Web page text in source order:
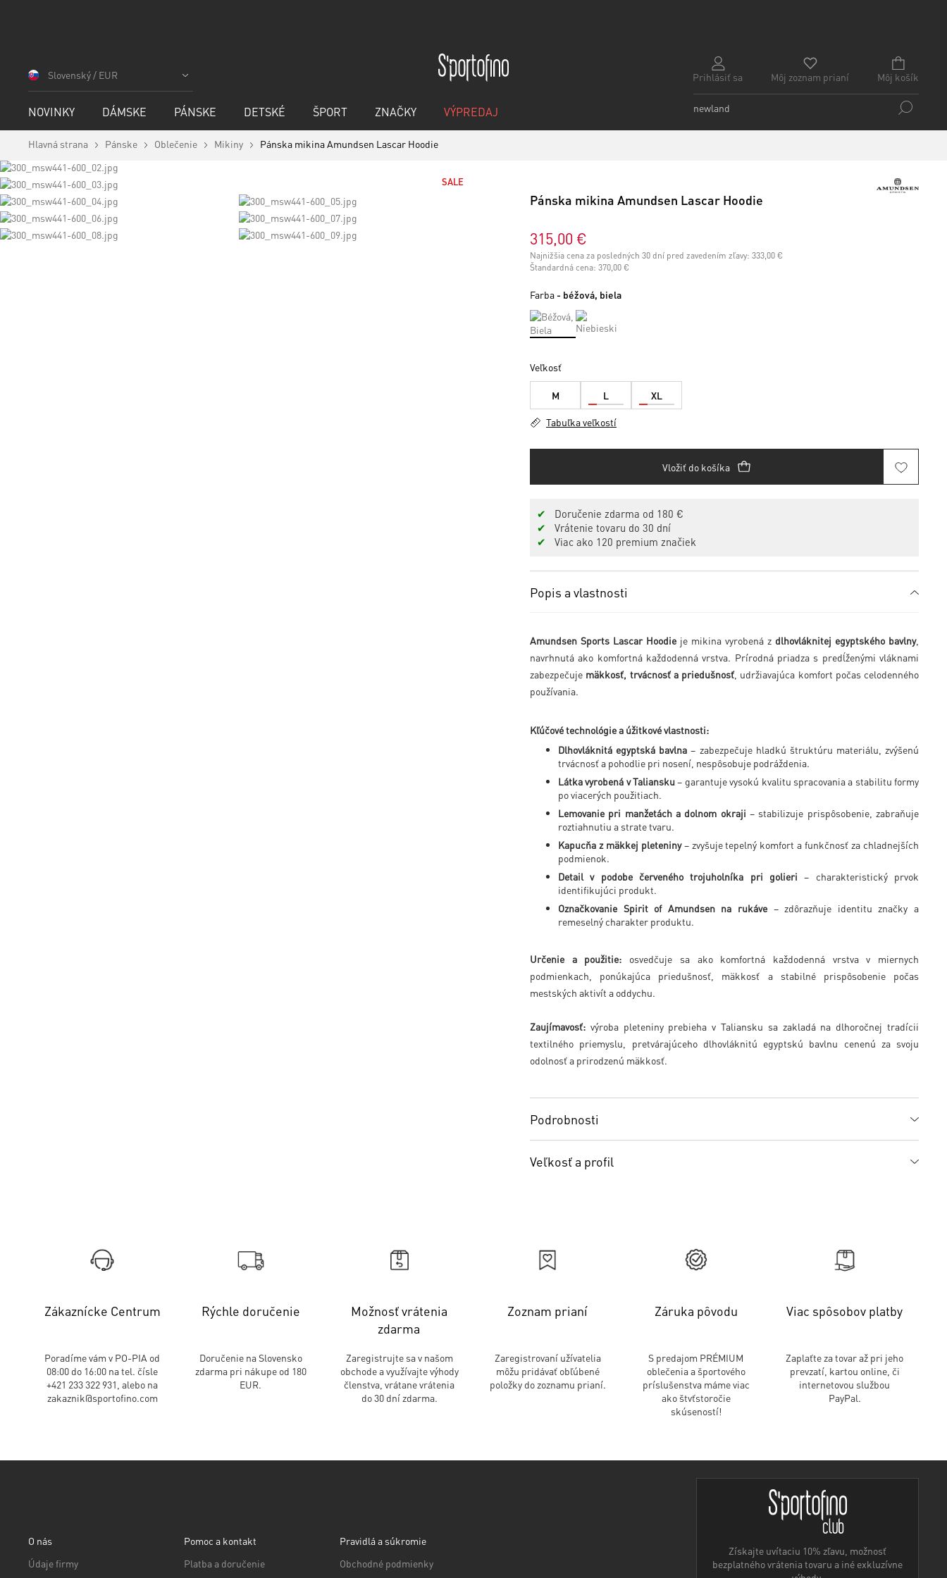
Content
Prihlásiť sa Môj košík
Môj zoznam prianí
Slovenský / EUR
NOVINKY DÁMSKE PÁNSKE DETSKÉ ŠPORT ZNAČKY VÝPREDAJ
Hlavná strana Pánske Oblečenie Mikiny
Pánska mikina Amundsen Lascar Hoodie
Preskočiť
na
koniec
galérie
obrázkov
SALE
Pánska mikina Amundsen Lascar Hoodie
315,00 €
Najnižšia cena za posledných 30 dní pred zavedením zľavy: 333,00 €
Štandardná cena: 370,00 €
Farba - béžová, biela
Veľkosť
M L XL
Tabuľka veľkostí
Vložiť do košíka
✔
Doručenie zdarma od 180 €
✔
Vrátenie tovaru do 30 dní
✔
Viac ako 120 premium značiek
Popis a vlastnosti
Amundsen Sports Lascar Hoodie je mikina vyrobená z dlhovláknitej egyptského bavlny,
navrhnutá ako komfortná každodenná vrstva. Prírodná priadza s predĺženými vláknami
zabezpečuje mäkkosť, trvácnosť a priedušnosť, udržiavajúca komfort počas celodenného
používania.
Kľúčové technológie a úžitkové vlastnosti:
Dlhovláknitá egyptská bavlna – zabezpečuje hladkú štruktúru materiálu, zvýšenú
trvácnosť a pohodlie pri nosení, nespôsobuje podráždenia.
Látka vyrobená v Taliansku– garantuje vysokú kvalitu spracovania a stabilitu formy
po viacerých použitiach.
Lemovanie pri manžetách a dolnom okraji – stabilizuje prispôsobenie, zabraňuje
roztiahnutiu a strate tvaru.
Kapucňa z mäkkej pleteniny– zvyšuje tepelný komfort a funkčnosť za chladnejších
podmienok.
Detail v podobe červeného trojuholníka pri golieri – charakteristický prvok
identifikujúci produkt.
Označkovanie Spirit of Amundsen na rukáve – zdôrazňuje identitu značky a
remeselný charakter produktu.
Určenie a použitie: osvedčuje sa ako komfortná každodenná vrstva v miernych
podmienkach, ponúkajúca priedušnosť, mäkkosť a stabilné prispôsobenie počas
mestských aktivít a oddychu.
Zaujímavosť: výroba pleteniny prebieha v Taliansku sa zakladá na dlhoročnej tradícii
textilného priemyslu, pretvárajúceho dlhovláknitú egyptskú bavlnu cenenú za svoju
odolnosť a prirodzenú mäkkosť.
Podrobnosti
Veľkosť a profil
Zákaznícke Centrum
Poradíme vám v PO-PIA od
08:00 do 16:00 na tel. čísle
+421 233 322 931, alebo na
zakaznik@sportofino.com
Rýchle doručenie
Doručenie na Slovensko
zdarma pri nákupe od 180
EUR.
Možnosť vrátenia
zdarma
Zaregistrujte sa v našom
obchode a využívajte výhody
členstva, vrátane vrátenia
do 30 dní zdarma.
Zoznam prianí
Zaregistrovaní užívatelia
môžu pridávať obľúbené
položky do zoznamu prianí.
Záruka pôvodu
S predajom PRÉMIUM
oblečenia a športového
príslušenstva máme viac
ako štvťstoročie
skúseností!
Viac spôsobov platby
Zaplaťte za tovar až pri jeho
prevzatí, kartou online, či
internetovou službou
PayPal.
Získajte uvítaciu 10% zľavu, možnosť
bezplatného vrátenia tovaru a iné exkluzívne
O nás
Údaje firmy
Pomoc a kontakt
Platba a doručenie
Pravidlá a súkromie
Obchodné podmienky